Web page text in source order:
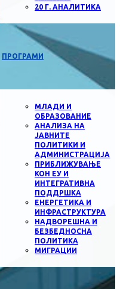
20 Г. АНАЛИТИКА
ПРОГРАМИ
МЛАДИ И
ОБРАЗОВАНИЕ
АНАЛИЗА НА
ЈАВНИТЕ
ПОЛИТИКИ И
АДМИНИСТРАЦИЈА
ПРИБЛИЖУВАЊЕ
КОН ЕУ И
ИНТЕГРАТИВНА
ПОДДРШКА
ЕНЕРГЕТИКА И
ИНФРАСТРУКТУРА
НАДВОРЕШНА И
БЕЗБЕДНОСНА
ПОЛИТИКА
МИГРАЦИИ